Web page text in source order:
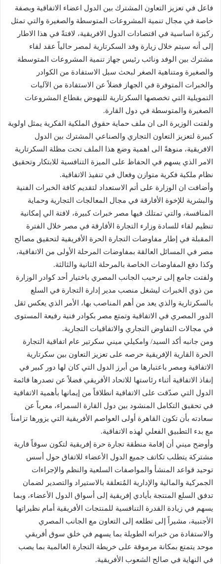
فاعل في تعزيز التعاون المشترك بين الدول اعضاء الاتفاقية وبصفة
خاصة في مجال تنمية المشروعات المتوسطة والصغيرة والتي تمثل
ركيزة اساسية في اقتصادات الدول الافريقية، لافتةً في هذا الاطار
إلى أنه سيتم خلال زيارة وفد السكرتارية لمصر حالياً عقد لقاء
مشترك بين الوفد ونائب رئيس جهاز تنمية المشروعات المتوسطة
والصغيرة ومتناهية الصغر لبحث سبل الاستفادة من الكوادر
والخبرات المتوفرة في الجهاز فضلاً عن الاستفادة من الآليات
التمويلية التي تخصصها السكرتارية للنهوض بقطاع المشروعات
الصغيرة والمتوسطة في دول القارة.
ولفتت الوزيرة الى ان ملف حماية حقوق الملكية الفكرية يمثل اولوية
كبيرة لتعزيز التعاون التجاري والصناعي المشترك بين الدول
الافريقية، منوهةً الى اهمية وضع هذا الملف تحت مظلة السكرتارية
الامر الذي يسهم في الحفاظ على الميزة التنافسية للابتكار وتحقيق
نظام ملكية فكرية متوازن وفعال في تنفيذ الاتفاقية.
وأضافت ان الوزارة على أتم الاستعداد لتقديم كافة الخبرات الفنية
والبشرية للإخوة الأفارقة في مجال المعالجات التجارية وحماية
المنافسة، والتي تمتلك فيها مصر خبرات كبيرة، لافتة الي إمكانية
تنظيم لقاء للسادة وزارء التجارة الأفارقة في مصر خلال الفترة
المقبلة في إطار مفاوضات التجارة الحرة الأفريقية لتحقيق مصالح
مصر في المسائل العالقة بمفاوضات المرحلة الأولى من الاتفاقية،
وكذا دفع المفاوضات الخاصة بالمرحلة الثانية والثالثة.
ولفتت جامع إلى ترحيب الجانب المصري باختيار أحد كوادر الوزارة
من ذوي الخبرات ليشغل منصب مدير إدارة التجارة في السلع
بالسكرتارية والذي يعد من أهم المناصب بها، الأمر الذي يعكس ثقل
الدور المصري في الاتفاقية وتمتع مصر بكوادر فنية رفيعة المستوى
في مجالات التفاوض التجاري والاتفاقيات التجارية.
ومن جانبه أكد السيد/ وامكيلي ميني سكرتير عام اتفاقية التجارة
الحرة القارية الإفريقية حرصه على تعزيز التعاون بين سكرتارية
الاتفاقية ومصر باعتبارها من أبرز الدول التي كان لها دور كبير في
إنفاذ الاتفاقية أثناء رئاستها للاتحاد الأفريقي فضلاً عن تصدرها قائمة
الدول التي صدّقت على الاتفاقية انطلاقاً من إيمانها بأهمية الاتفاقية
في تحقيق التكامل المنشود بين دول القارة السمراء، معرباً عن
سعادته بأن تكون القاهرة أولى العواصم الأفريقية التي يزورها تزامناً
مع بدء التطبيق الفعلي لهذه الاتفاقية.
وأوضح ميني أن إقامة منطقة تجارة حرة إفريقية لتكون سوقاً قارية
مشتركة يتطلب تكاتف جميع الدول الأعضاء للاتفاق حول أسس
توحيد قواعد المنشأ والمواصفات السلعية والنظم والإجراءات
الجمركية والمالية والإدارية المُتعلقة بالاستيراد والتصدير لضمان
تدفق السلع المنتجة بأيادي إفريقية إلى أسواق الدول الأعضاء، وبما
يسهم في زيادة القدرة التنافسية للمنتجات الأفريقية أمام نظيراتها
الأجنبية، مشيراً إلى تطلعه إلى التعاون مع الجانب المصري
والاستفادة من خبراته الطويلة بما يسهم في خلق سوق أفريقي
موحد يتمتع بمكانة مرموقة على خريطة التجارة العالمية بما يصب
في النهاية في صالح الشعوب الأفريقية.